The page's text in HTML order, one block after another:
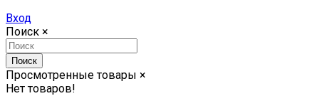
Вход
Поиск ×
Поиск
Просмотренные товары ×
Нет товаров!